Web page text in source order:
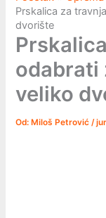
Prskalica za
dvorište
odabrati
veliko
Od: Miloš Petrović/